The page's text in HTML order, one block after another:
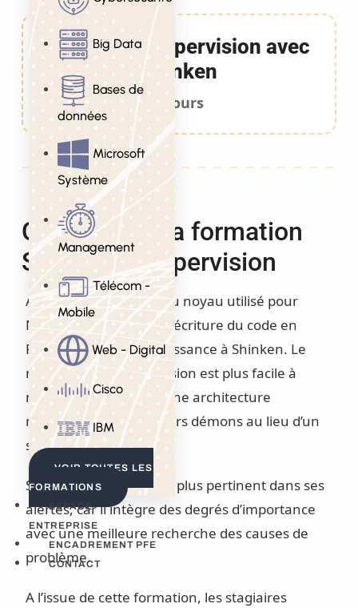
Big Data
Bases de
données
Microsoft
Système
Management
Télécom -
Mobile
Web - Digital
Cisco
IBM
VOIR TOUTES LES
FORMATIONS
ESPACE
ENTREPRISE
ENCADREMENT PFE
CONTACT
Formation Supervision avec
Shinken
3 Jours
Objectifs de la formation
Shinken – Supervision
A l’origine, il s’agissait du noyau utilisé pour
Nagios , il y a eu une réécriture du code en
Python qui a donné naissance à Shinken. Le
nouvel outil de supervision est plus facile à
maintenir, il dispose d’une architecture
multiprocessus (plusieurs démons au lieu d’un
seul avec Nagios).
Shinken est sans doute plus pertinent dans ses
alertes, car il intègre des degrés d’importance
avec une meilleure recherche des causes de
problème.
A l’issue de cette formation, les stagiaires